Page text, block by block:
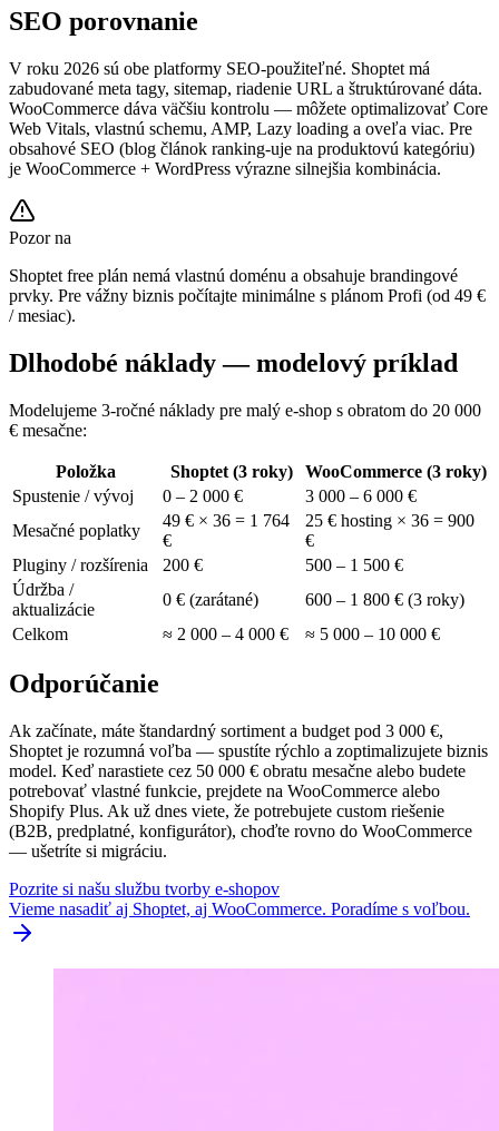
SEO porovnanie
V roku 2026 sú obe platformy SEO-použiteľné. Shoptet má
zabudované meta tagy, sitemap, riadenie URL a štruktúrované dáta.
WooCommerce dáva väčšiu kontrolu — môžete optimalizovať Core
Web Vitals, vlastnú schemu, AMP, Lazy loading a oveľa viac. Pre
obsahové SEO (blog článok ranking-uje na produktovú kategóriu)
je WooCommerce + WordPress výrazne silnejšia kombinácia.
Pozor na
Shoptet free plán nemá vlastnú doménu a obsahuje brandingové
prvky. Pre vážny biznis počítajte minimálne s plánom Profi (od 49 €
/ mesiac).
Dlhodobé náklady — modelový príklad
Modelujeme 3-ročné náklady pre malý e-shop s obratom do 20 000
€ mesačne:
Položka Shoptet (3 roky)
WooCommerce (3 roky)
Spustenie / vývoj
0 – 2 000 €
3 000 – 6 000 €
Mesačné poplatky
49 € × 36 = 1 764
€
25 € hosting × 36 = 900
€
Pluginy / rozšírenia
200 €
500 – 1 500 €
Údržba /
aktualizácie
0 € (zarátané)
600 – 1 800 € (3 roky)
Celkom
≈ 2 000 – 4 000 € ≈ 5 000 – 10 000 €
Odporúčanie
Ak začínate, máte štandardný sortiment a budget pod 3 000 €,
Shoptet je rozumná voľba — spustíte rýchlo a zoptimalizujete biznis
model. Keď narastiete cez 50 000 € obratu mesačne alebo budete
potrebovať vlastné funkcie, prejdete na WooCommerce alebo
Shopify Plus. Ak už dnes viete, že potrebujete custom riešenie
(B2B, predplatné, konfigurátor), choďte rovno do WooCommerce
— ušetríte si migráciu.
Pozrite si našu službu tvorby e-shopov
Vieme nasadiť aj Shoptet, aj WooCommerce. Poradíme s voľbou.